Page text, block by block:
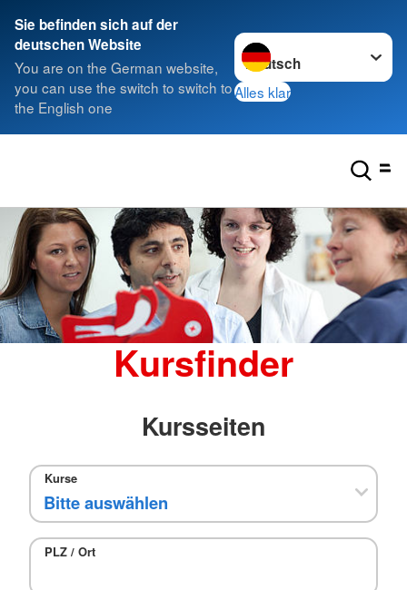
Sie befinden sich auf der
deutschen Website
You are on the German website,
you can use the switch to switch to
the English one
Sprache wechseln zu
Alles klar
Kursfinder
Kursseiten
Kurse
PLZ / Ort